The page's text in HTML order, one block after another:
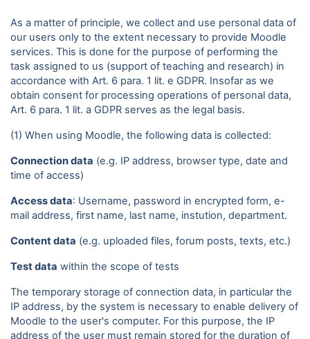
As a matter of principle, we collect and use personal data of
our users only to the extent necessary to provide Moodle
services. This is done for the purpose of performing the
task assigned to us (support of teaching and research) in
accordance with Art. 6 para. 1 lit. e GDPR. Insofar as we
obtain consent for processing operations of personal data,
Art. 6 para. 1 lit. a GDPR serves as the legal basis.
(1) When using Moodle, the following data is collected:
Connection data (e.g. IP address, browser type, date and
time of access)
Access data: Username, password in encrypted form, e-
mail address, first name, last name, instution, department.
Content data (e.g. uploaded files, forum posts, texts, etc.)
Test data within the scope of tests
The temporary storage of connection data, in particular the
IP address, by the system is necessary to enable delivery of
Moodle to the user's computer. For this purpose, the IP
address of the user must remain stored for the duration of